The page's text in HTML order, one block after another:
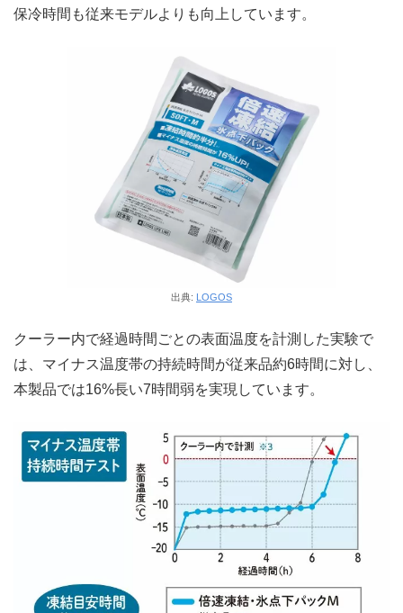
保冷時間も従来モデルよりも向上しています。
出典: LOGOS
クーラー内で経過時間ごとの表面温度を計測した実験で
は、マイナス温度帯の持続時間が従来品約6時間に対し、
本製品では16%長い7時間弱を実現しています。